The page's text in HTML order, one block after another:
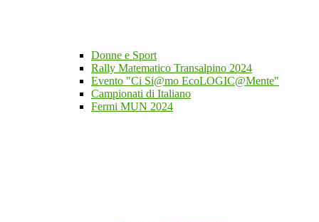
Donne e Sport
Rally Matematico Transalpino 2024
Evento "Ci Si@mo EcoLOGIC@Mente"
Campionati di Italiano
Fermi MUN 2024